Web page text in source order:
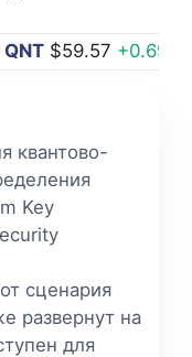
QNT $59.57 +0.69%
квантово-
Key
сценария
развернут на
для